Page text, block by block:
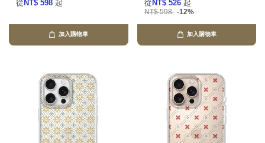
從 NT$ 598 起
加入購物車
從 NT$ 526 起
NT$ 598 -12%
加入購物車